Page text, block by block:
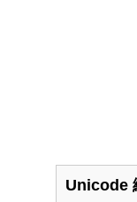
Unicode